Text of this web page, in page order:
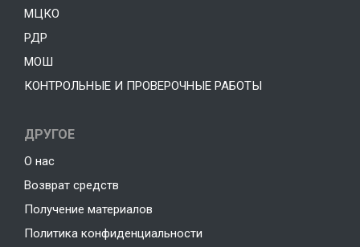
МЦКО
РДР
МОШ
КОНТРОЛЬНЫЕ И ПРОВЕРОЧНЫЕ РАБОТЫ
ДРУГОЕ
О нас
Возврат средств
Получение материалов
Политика конфиденциальности